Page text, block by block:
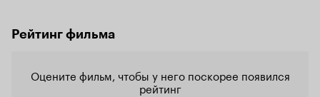
Рейтинг фильма
Оцените фильм, чтобы у него поскорее появился
рейтинг